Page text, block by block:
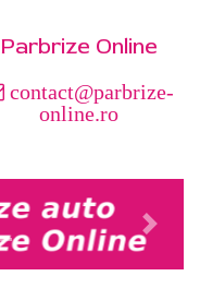
Parbrize Online
contact@parbrize-
online.ro